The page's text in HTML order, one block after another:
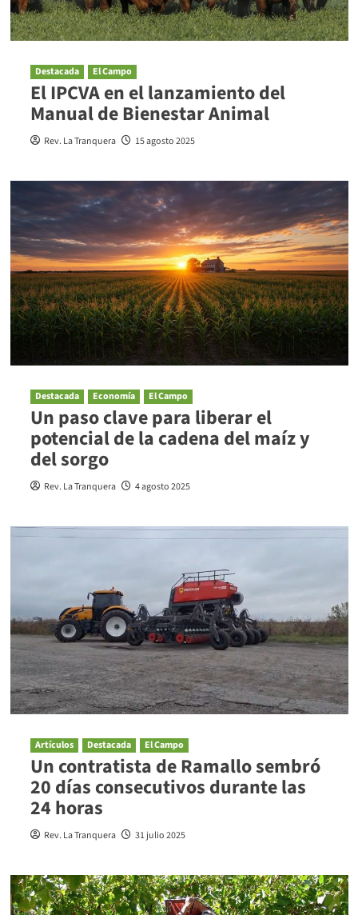
Destacada El Campo
El IPCVA en el lanzamiento del
Manual de Bienestar Animal
Rev. La Tranquera 15 agosto 2025
Destacada Economía El Campo
Un paso clave para liberar el
potencial de la cadena del maíz y
del sorgo
Rev. La Tranquera 4 agosto 2025
Artículos Destacada El Campo
Un contratista de Ramallo sembró
20 días consecutivos durante las
24 horas
Rev. La Tranquera 31 julio 2025